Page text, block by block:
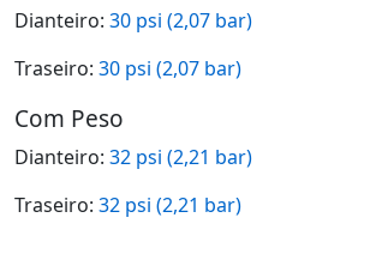
Dianteiro: 30 psi (2,07 bar)
Traseiro: 30 psi (2,07 bar)
Com Peso
Dianteiro: 32 psi (2,21 bar)
Traseiro: 32 psi (2,21 bar)